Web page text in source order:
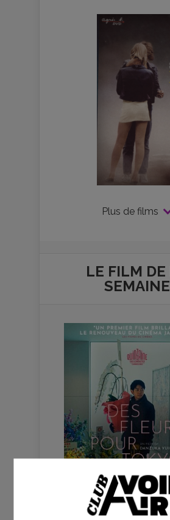
Plus de films
LE FILM DE
SEMAINE